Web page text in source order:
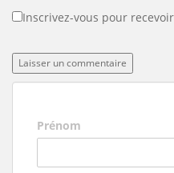
Inscrivez-vous pour
Prénom